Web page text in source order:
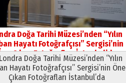
Yusuf POLAT
Şampiyonluk Sebahattin
Şirin’e yazar
11 Mayıs 2026 Pazartesi
Doğa Tarihi Müzesi’nden “Yılın
Hayatı Fotoğrafçısı” Sergisi’nin
Çıkan Fotoğrafları İstanbul’da
Doğa Tarihi Müzesi’nden “Yılın
Hayatı Fotoğrafçısı” Sergisi’nin Öne
Çıkan Fotoğrafları İstanbul’da